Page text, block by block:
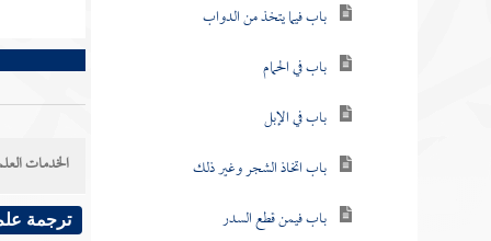
باب فيما يتخذ من الدواب
باب في الحمام
باب في الإبل
باب اتخاذ الشجر وغير ذلك
باب فيمن قطع السدر
الخدمات
ترجمة